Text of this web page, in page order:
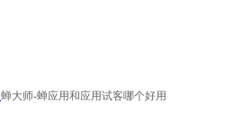
蝉大师-蝉应用和应用试客哪个好用